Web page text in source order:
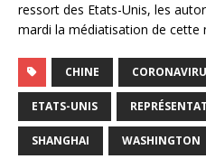
ressort des Etats-Unis, les
mardi la médiatisation de cette
CHINE
ETATS-UNIS
SHANGHAI WASHINGTON